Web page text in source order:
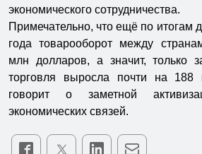
экономического сотрудничества.
Примечательно, что ещё по итогам
года товарооборот между
млн долларов, а значит, только
торговля выросла почти на 188
говорит о заметной
экономических связей.